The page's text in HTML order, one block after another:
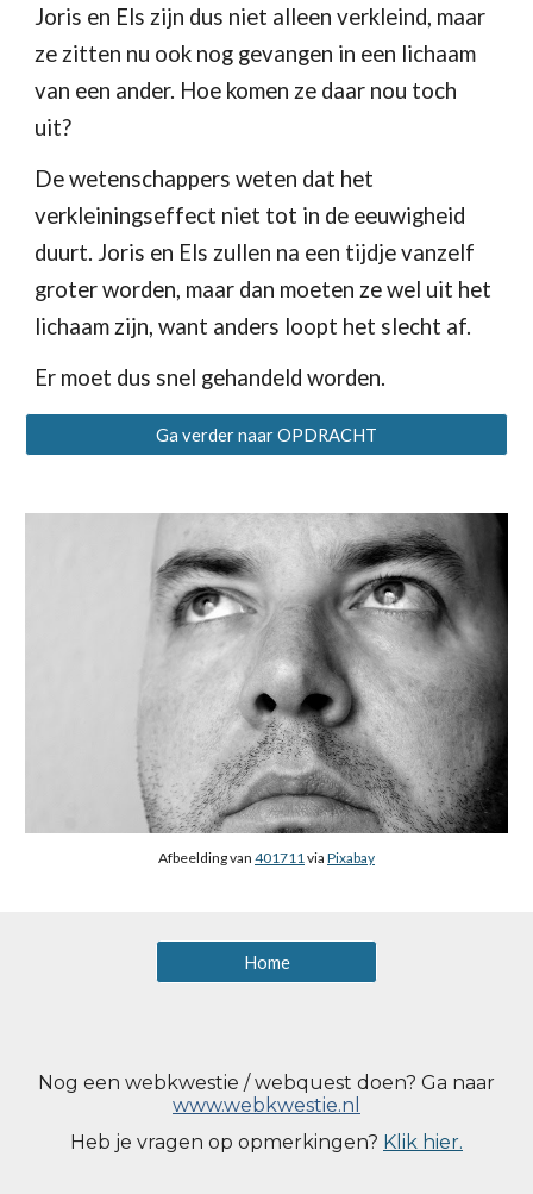
Joris en Els zijn dus niet alleen verkleind, maar
ze zitten nu ook nog gevangen in een lichaam
van een ander. Hoe komen ze daar nou toch
uit?
De wetenschappers weten dat het
verkleiningseffect niet tot in de eeuwigheid
duurt. Joris en Els zullen na een tijdje vanzelf
groter worden, maar dan moeten ze wel uit het
lichaam zijn, want anders loopt het slecht af.
Er moet dus snel gehandeld worden.
Ga verder naar OPDRACHT
Afbeelding van 401711 via Pixabay
Home
Nog een webkwestie / webquest doen? Ga naar
www.webkwestie.nl
Heb je vragen op opmerkingen? Klik hier.